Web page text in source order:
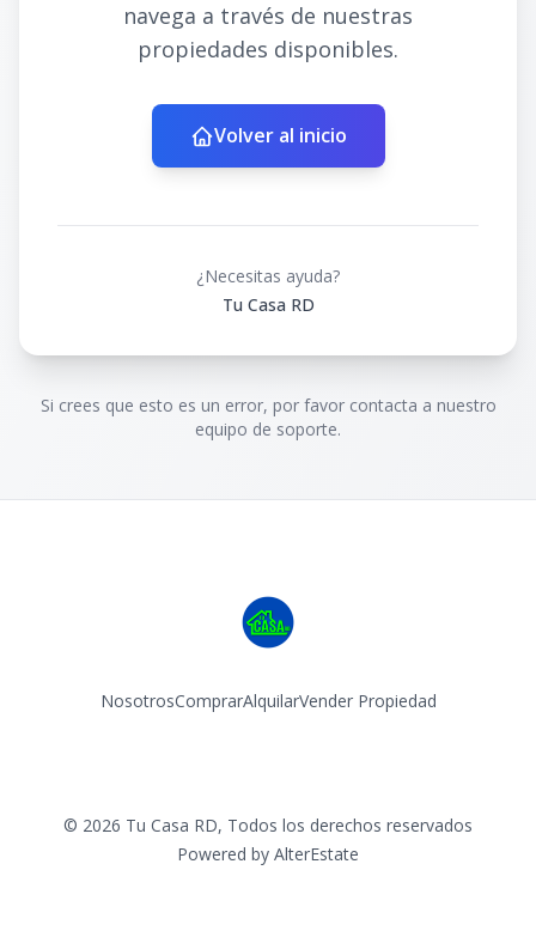
navega a través de nuestras
propiedades disponibles.
Volver al inicio
¿Necesitas ayuda?
Tu Casa RD
Si crees que esto es un error, por favor contacta a nuestro
equipo de soporte.
NosotrosComprarAlquilarVender Propiedad
© 2026 Tu Casa RD, Todos los derechos reservados
Powered by AlterEstate